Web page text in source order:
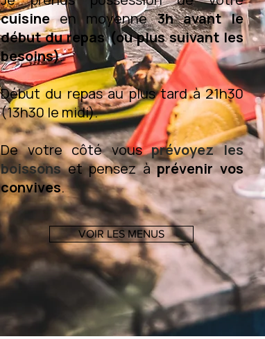
cuisineen moyenne3h avant le
début du repas (ou plus suivant les
besoins).
Début du repas au plus tard à 21h30
(13h30 le midi).
De votre côté vousprévoyez les
boissonset pensez àprévenir vos
convives.
VOIR LES MENUS